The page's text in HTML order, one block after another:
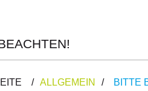
/ ALLGEMEIN / BITTE